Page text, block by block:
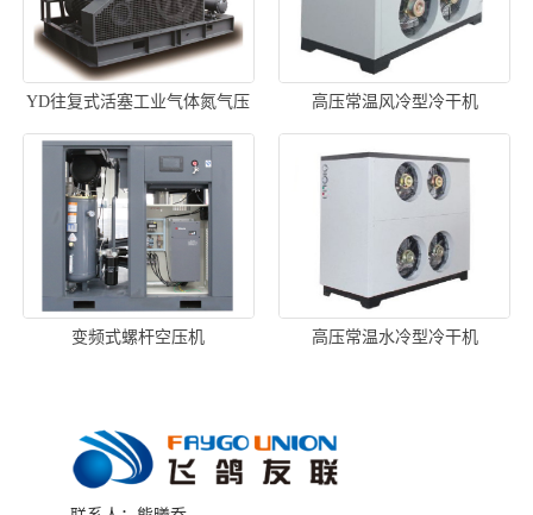
YD往复式活塞工业气体氮气压
缩机
高压常温风冷型冷干机
变频式螺杆空压机 高压常温水冷型冷干机